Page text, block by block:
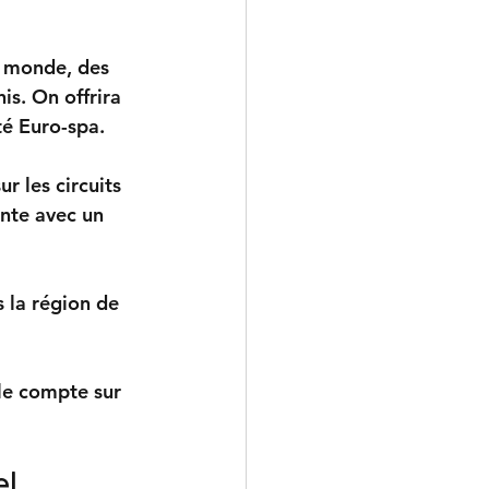
des
On offrira
Euro-spa.
les circuits
avec un
la région de
compte sur